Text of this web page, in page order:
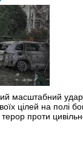
масштабний
цілей на полі
терор проти